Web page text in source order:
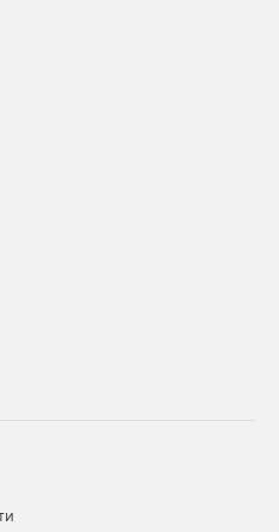
механических напряжений в
и строительные
систем.